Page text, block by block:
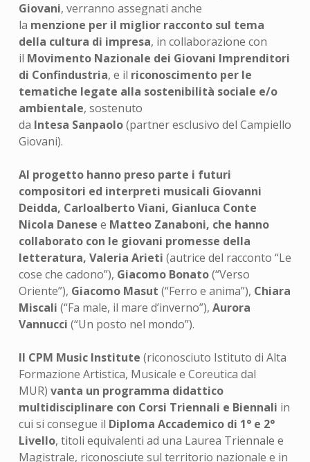
Giovani, verranno assegnati anche
la menzione per il miglior racconto sul tema
della cultura di impresa, in collaborazione con
il Movimento Nazionale dei Giovani Imprenditori
di Confindustria, e il riconoscimento per le
tematiche legate alla sostenibilità sociale e/o
ambientale, sostenuto
da Intesa Sanpaolo(partner esclusivo del Campiello
Giovani).
Al progetto hanno preso parte i futuri
compositori ed interpreti musicali Giovanni
Deidda, Carloalberto Viani, Gianluca Conte
Nicola Danese e Matteo Zanaboni, che hanno
collaborato con le giovani promesse della
letteratura, Valeria Arieti (autrice del racconto “Le
cose che cadono”), Giacomo Bonato(“Verso
Oriente”), Giacomo Masut (“Ferro e anima”), Chiara
Miscali (“Fa male, il mare d’inverno”), Aurora
Vannucci (“Un posto nel mondo”).
Il CPM Music Institute (riconosciuto Istituto di Alta
Formazione Artistica, Musicale e Coreutica dal
MUR) vanta un programma didattico
multidisciplinare con Corsi Triennali e Biennali in
cui si consegue il Diploma Accademico di 1° e 2°
Livello, titoli equivalenti ad una Laurea Triennale e
Magistrale, riconosciute sul territorio nazionale e in